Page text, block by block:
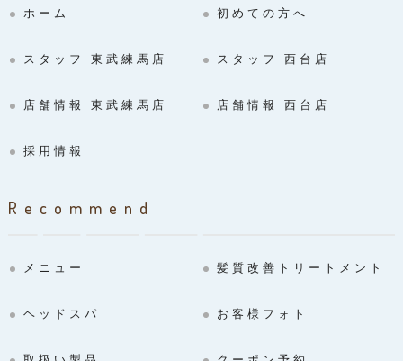
ホーム 初めての方へ
スタッフ 東武練馬店 スタッフ 西台店
店舗情報 東武練馬店 店舗情報 西台店
採用情報
Recommend
メニュー 髪質改善トリートメント
ヘッドスパ お客様フォト